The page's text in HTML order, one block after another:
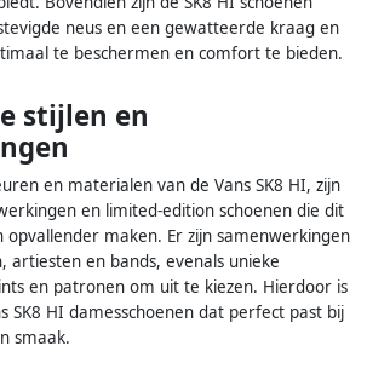
neus en een gewatteerde kraag en
te beschermen en comfort te bieden.
stijlen en
en materialen van de Vans SK8 HI, zijn
en limited-edition schoenen die dit
opvallender maken. Er zijn samenwerkingen
artiesten en bands, evenals unieke
en patronen om uit te kiezen. Hierdoor is
SK8 HI damesschoenen dat perfect past bij
smaak.